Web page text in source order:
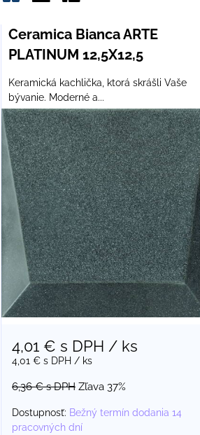
Mriežka
Ceramica Bianca ARTE
PLATINUM 12,5X12,5
Keramická kachlička, ktorá skrášli Vaše
bývanie. Moderné a...
4,01 € s DPH / ks
4,01 € s DPH / ks
6,36 €s DPH Zľava 37%
Dostupnosť: Bežný termín dodania 14
pracovných dní